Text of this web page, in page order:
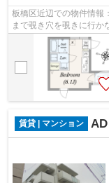
板橋区近辺での物件情報
まで覗き穴を覗きに行か
きるので安心感がありま
賃貸 | マンション